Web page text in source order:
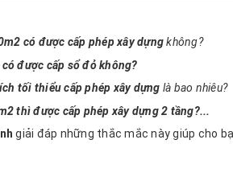
có được cấp phép xây dựngkhông?
được cấp sổ đỏ không?
tối thiểu cấp phép xây dựng là bao nhiêu?
thì được cấp phép xây dựng 2 tầng?...
giải đáp những thắc mắc này giúp cho